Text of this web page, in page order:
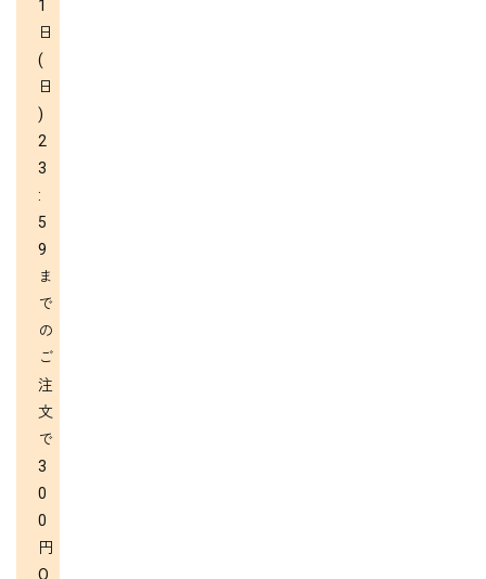
1
日
(
日
)
2
3
:
5
9
ま
で
の
ご
注
文
で
3
0
0
円
O